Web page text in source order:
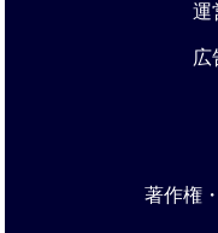
運
広
著作権